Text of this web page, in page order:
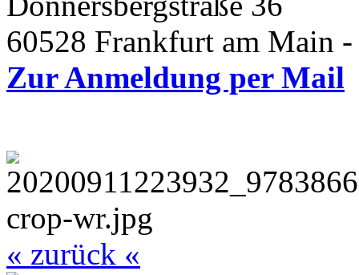
60528 Frankfurt am Main
Zur Anmeldung per Mail
« zurück «